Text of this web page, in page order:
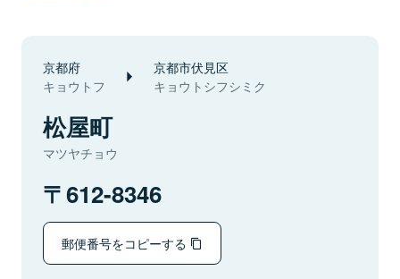
京都府
キョウトフ
京都市伏見区
キョウトシフシミク
松屋町
マツヤチョウ
612-8346
郵便番号をコピーする